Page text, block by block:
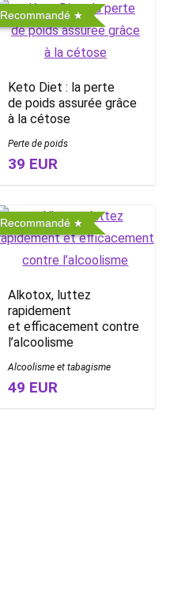
Recommandé
Keto Diet : la perte
de poids assurée grâce
à la cétose
Perte de poids
39 EUR
Recommandé
Alkotox, luttez
rapidement
et efficacement contre
l’alcoolisme
Alcoolisme et tabagisme
49 EUR